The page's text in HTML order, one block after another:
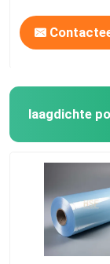
laagdichte